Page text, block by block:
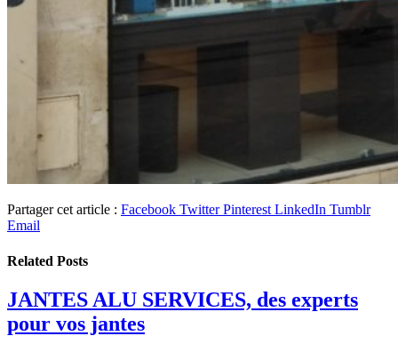
Partager cet article : Facebook Twitter Pinterest LinkedIn Tumblr
Email
Related Posts
JANTES ALU SERVICES, des experts
pour vos jantes